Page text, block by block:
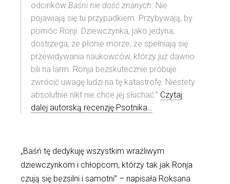
odcinków Baśni nie dość znanych. Nie
pojawiają się tu przypadkiem. Przybywają, by
pomóc Ronji. Dziewczynka, jako jedyna,
dostrzega, że płonie morze, że spełniają się
przewidywania naukowców, którzy już dawno
bili na larm. Ronja bezskutecznie próbuje
zwrócić uwagę ludzi na tę katastrofę. Niestety
absolutnie nikt nie chce jej słuchać.” Czytaj
dalej autorską recenzję Psotnika…
„Baśń tę dedykuję wszystkim wrażliwym
dziewczynkom i chłopcom, którzy tak jak Ronja
czują się bezsilni i samotni” – napisała Roksana